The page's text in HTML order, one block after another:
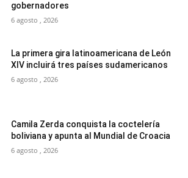
gobernadores
6 agosto , 2026
La primera gira latinoamericana de León
XIV incluirá tres países sudamericanos
6 agosto , 2026
Camila Zerda conquista la coctelería
boliviana y apunta al Mundial de Croacia
6 agosto , 2026